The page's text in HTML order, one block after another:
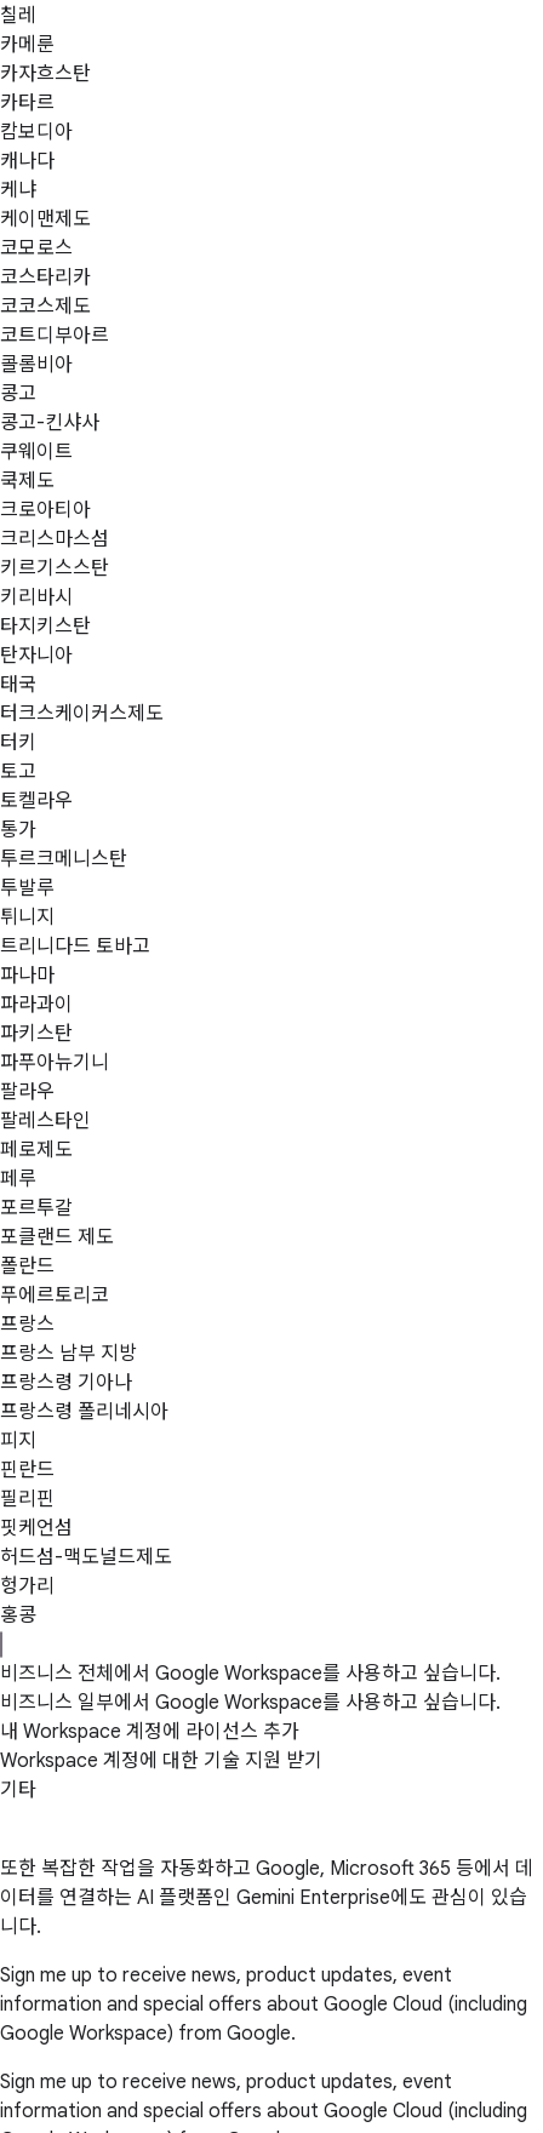
칠레
카메룬
카자흐스탄
카타르
캄보디아
캐나다
케냐
케이맨제도
코모로스
코스타리카
코코스제도
코트디부아르
콜롬비아
콩고
콩고-킨샤사
쿠웨이트
쿡제도
크로아티아
크리스마스섬
키르기스스탄
키리바시
타지키스탄
탄자니아
태국
터크스케이커스제도
터키
토고
토켈라우
통가
투르크메니스탄
투발루
튀니지
트리니다드 토바고
파나마
파라과이
파키스탄
파푸아뉴기니
팔라우
팔레스타인
페로제도
페루
포르투갈
포클랜드 제도
폴란드
푸에르토리코
프랑스
프랑스 남부 지방
프랑스령 기아나
프랑스령 폴리네시아
피지
핀란드
필리핀
핏케언섬
허드섬-맥도널드제도
헝가리
홍콩
비즈니스 전체에서 Google Workspace를 사용하고 싶습니다.
비즈니스 일부에서 Google Workspace를 사용하고 싶습니다.
내 Workspace 계정에 라이선스 추가
Workspace 계정에 대한 기술 지원 받기
기타
또한 복잡한 작업을 자동화하고 Google, Microsoft 365 등에서 데
이터를 연결하는 AI 플랫폼인 Gemini Enterprise에도 관심이 있습
니다.
Sign me up to receive news, product updates, event
information and special offers about Google Cloud (including
Google Workspace) from Google.
Sign me up to receive news, product updates, event
information and special offers about Google Cloud (including